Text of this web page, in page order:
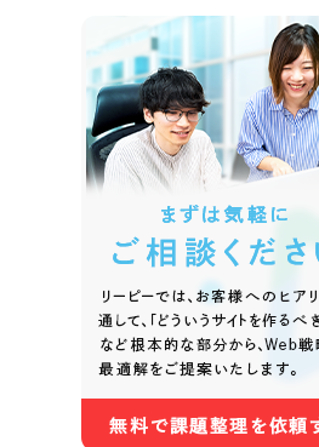
人材サービス
色
ホワイト・白色
オレンジ・橙色
パープル・紫色